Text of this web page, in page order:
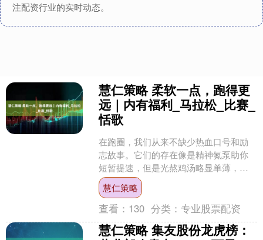
注配资行业的实时动态。
慧仁策略 柔软一点，跑得更
远｜内有福利_马拉松_比赛_
恬歌
在跑圈，我们从来不缺少热血口号和励
志故事。它们的存在像是精神氮泵助你
短暂提速，但是光熬鸡汤略显单薄，跑
步不该是压抑与负重，轻盈自在才是心
之所向。 On昂跑签约运....
慧仁策略
查看： 130 分类：专业股票配资
慧仁策略 集友股份龙虎榜：